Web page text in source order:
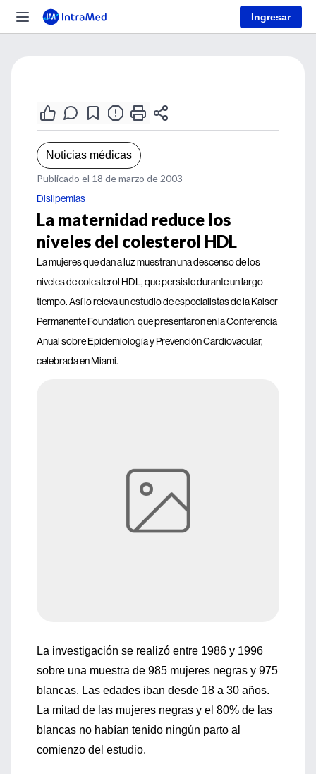
Ingresar
Noticias médicas
Publicado el 18 de marzo de 2003
Dislipemias
La maternidad reduce los
niveles del colesterol HDL
La mujeres que dan a luz muestran una descenso de los
niveles de colesterol HDL, que persiste durante un largo
tiempo. Así lo releva un estudio de especialistas de la Kaiser
Permanente Foundation, que presentaron en la Conferencia
Anual sobre Epidemiología y Prevención Cardiovacular,
celebrada en Miami.
La investigación se realizó entre 1986 y 1996
sobre una muestra de 985 mujeres negras y 975
blancas. Las edades iban desde 18 a 30 años.
La mitad de las mujeres negras y el 80% de las
blancas no habían tenido ningún parto al
comienzo del estudio.